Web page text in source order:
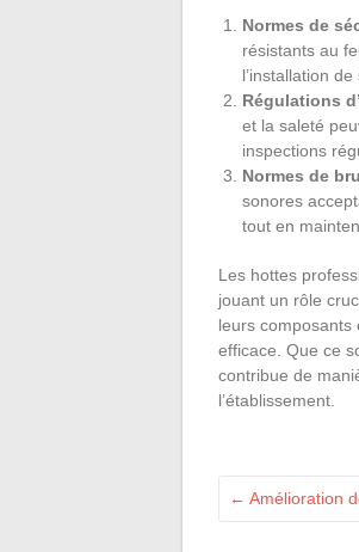
Normes de
résistants au
l’installation
Régulations
et la saleté
inspections
Normes de
sonores
tout en
Les hottes
jouant un rôle
leurs composants
efficace. Que ce
contribue de
l’établissement.
← Amélioration